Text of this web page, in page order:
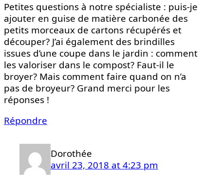
Petites questions à notre spécialiste : puis-je
ajouter en guise de matière carbonée des
petits morceaux de cartons récupérés et
découper? J’ai également des brindilles
issues d’une coupe dans le jardin : comment
les valoriser dans le compost? Faut-il le
broyer? Mais comment faire quand on n’a
pas de broyeur? Grand merci pour les
réponses !
Répondre
Dorothée
avril 23, 2018 at 4:23 pm